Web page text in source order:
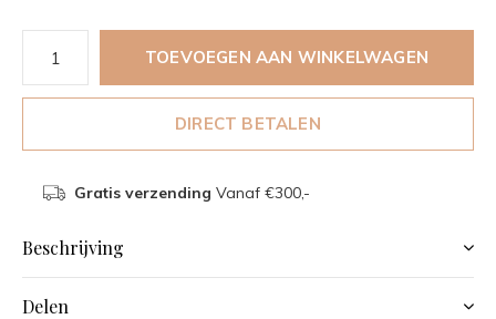
TOEVOEGEN AAN WINKELWAGEN
DIRECT BETALEN
Gratis verzending Vanaf €300,-
Beschrijving
Delen